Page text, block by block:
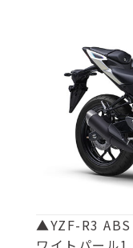
▲YZF-R3